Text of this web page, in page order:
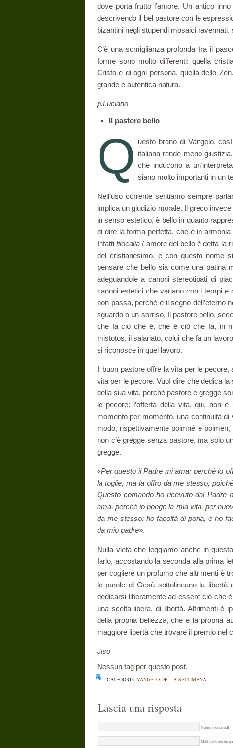
dove porta frutto l’amore. Un antico
descri­vendo il bel pastore con le
bizantini negli stupendi mosaici
C’è una somiglianza profonda fra il
forme sono molto differenti: quella
Cristo e di ogni persona, quella dello
grande e autentica natura.
p.Luciano
Il pastore bello
Q
uesto brano di Vangelo,
italiana rende meno
che inducono a
siano molto im­portanti in un
Nell’uso corrente sentiamo sempre
implica un giudizio morale. Il greco
in senso estetico, è bello in quanto
di dire la forma perfetta, che è in
Infattifilocalia/ amore del bello è detta la
del cristianesimo, e con questo nome
pensare che bello sia come una patina
adeguandole a canoni stereotipati di
canoni estetici che variano con i tempi e
non passa, perché è il segno dell’eterno
sguardo o un sorriso. Il pastore bello,
che fa ciò che è, che è ciò che fa, in
mistotos, il salariato, colui che fa un
si riconosce in quel lavoro.
Il buon pastore offre la vita per le
vita per le pecore. VuoI dire che de­dica
della sua vita, perché pastore e gregge
le pecore: l’offerta della vita, qui, non
momento per mo­mento, una continuità
modo, rispettivamente poimné e poimen,
non c’è gregge senza pastore, ma solo
gregge.
«Per questo il Padre mi ama: perché io
la toglie, ma la offro da me stesso,
Questo comando ho ricevuto dal Padre
ama, perché io pongo la mia vita, per
da me stesso: ho facoltà di porla, e ho
da mio padre».
Nulla vieta che leggiamo anche in
farlo, accostando la seconda alla prima
per cogliere un profumo che altrimenti è
le parole di Gesù sottoli­neano la
dedicarsi liberamente ad essere ciò che
una scelta libera, di libertà. Al­trimenti è
della propria bellezza, che è la propria
maggiore libertà che trovare il premio nel
Jiso
Nessun tag per questo post.
CATEGORIE: VANGELO DELLA SETTIMANA
Lascia una risposta
Name (required)
Mail (will not be